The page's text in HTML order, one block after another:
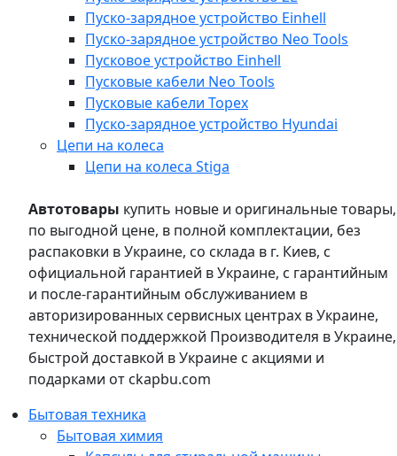
Пуско-зарядное устройство Einhell
Пуско-зарядное устройство Neo Tools
Пусковое устройство Einhell
Пусковые кабели Neo Tools
Пусковые кабели Topex
Пуско-зарядное устройство Hyundai
Цепи на колеса
Цепи на колеса Stiga
Автотовары купить новые и оригинальные товары,
по выгодной цене, в полной комплектации, без
распаковки в Украине, со склада в г. Киев, с
официальной гарантией в Украине, с гарантийным
и после-гарантийным обслуживанием в
авторизированных сервисных центрах в Украине,
технической поддержкой Производителя в Украине,
быстрой доставкой в Украине с акциями и
подарками от ckapbu.com
Бытовая техника
Бытовая химия